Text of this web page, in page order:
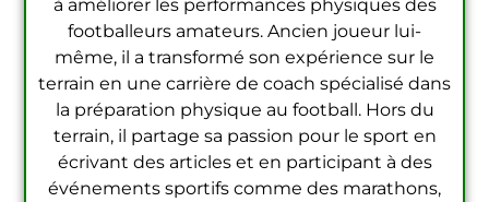
à améliorer les performances physiques des
footballeurs amateurs. Ancien joueur lui-
même, il a transformé son expérience sur le
terrain en une carrière de coach spécialisé dans
la préparation physique au football. Hors du
terrain, il partage sa passion pour le sport en
écrivant des articles et en participant à des
événements sportifs comme des marathons,